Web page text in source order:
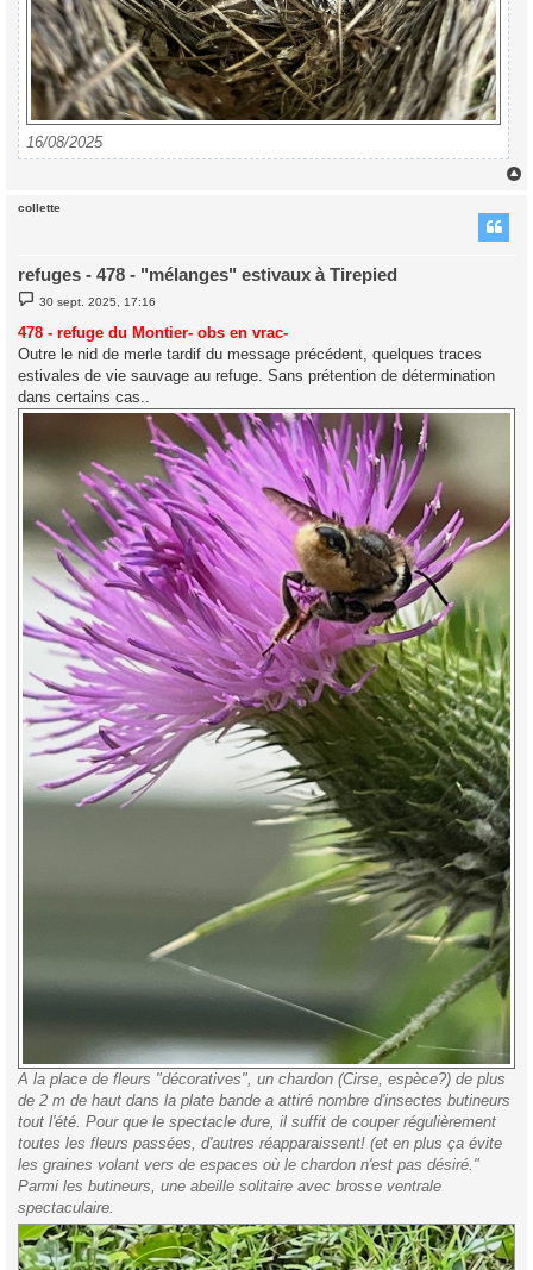
16/08/2025
collette
refuges - 478 - "mélanges" estivaux à Tirepied
M
e
s
s
a
g
e
30 sept. 2025, 17:16
478 - refuge du Montier- obs en vrac-
Outre le nid de merle tardif du message précédent, quelques traces
estivales de vie sauvage au refuge. Sans prétention de détermination
dans certains cas..
A la place de fleurs "décoratives", un chardon (Cirse, espèce?) de plus
de 2 m de haut dans la plate bande a attiré nombre d'insectes butineurs
tout l'été. Pour que le spectacle dure, il suffit de couper régulièrement
toutes les fleurs passées, d'autres réapparaissent! (et en plus ça évite
les graines volant vers de espaces où le chardon n'est pas désiré."
Parmi les butineurs, une abeille solitaire avec brosse ventrale
spectaculaire.